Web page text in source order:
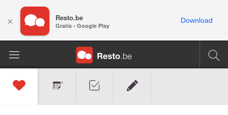
× Resto.be
Gratis - Google Play
Download